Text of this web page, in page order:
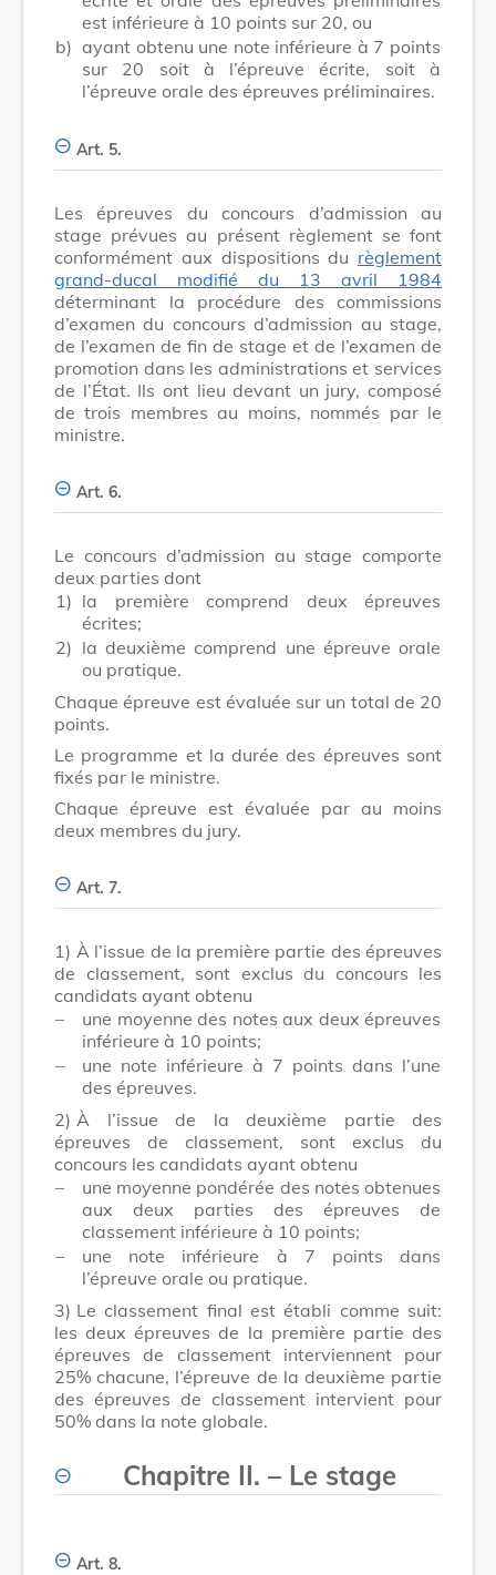
est inférieure à 10 points sur 20, ou
b) ayant obtenu une note inférieure à 7 points
sur 20 soit à l’épreuve écrite, soit à
l’épreuve orale des épreuves préliminaires.
Art. 5.
Les épreuves du concours d’admission au
stage prévues au présent règlement se font
conformément aux dispositions du règlement
grand-ducal modifié du 13 avril 1984
déterminant la procédure des commissions
d’examen du concours d’admission au stage,
de l’examen de fin de stage et de l’examen de
promotion dans les administrations et services
de l’État. Ils ont lieu devant un jury, composé
de trois membres au moins, nommés par le
ministre.
Art. 6.
Le concours d’admission au stage comporte
deux parties dont
1) la première comprend deux épreuves
écrites;
2) la deuxième comprend une épreuve orale
ou pratique.
Chaque épreuve est évaluée sur un total de 20
points.
Le programme et la durée des épreuves sont
fixés par le ministre.
Chaque épreuve est évaluée par au moins
deux membres du jury.
Art. 7.
1) À l’issue de la première partie des épreuves
de classement, sont exclus du concours les
candidats ayant obtenu
–
une moyenne des notes aux deux épreuves
inférieure à 10 points;
–
une note inférieure à 7 points dans l’une
des épreuves.
2) À l’issue de la deuxième partie des
épreuves de classement, sont exclus du
concours les candidats ayant obtenu
–
une moyenne pondérée des notes obtenues
aux deux parties des épreuves de
classement inférieure à 10 points;
–
une note inférieure à 7 points dans
l’épreuve orale ou pratique.
3) Le classement final est établi comme suit:
les deux épreuves de la première partie des
épreuves de classement interviennent pour
25% chacune, l’épreuve de la deuxième partie
des épreuves de classement intervient pour
50% dans la note globale.
Chapitre II. – Le stage
Art. 8.